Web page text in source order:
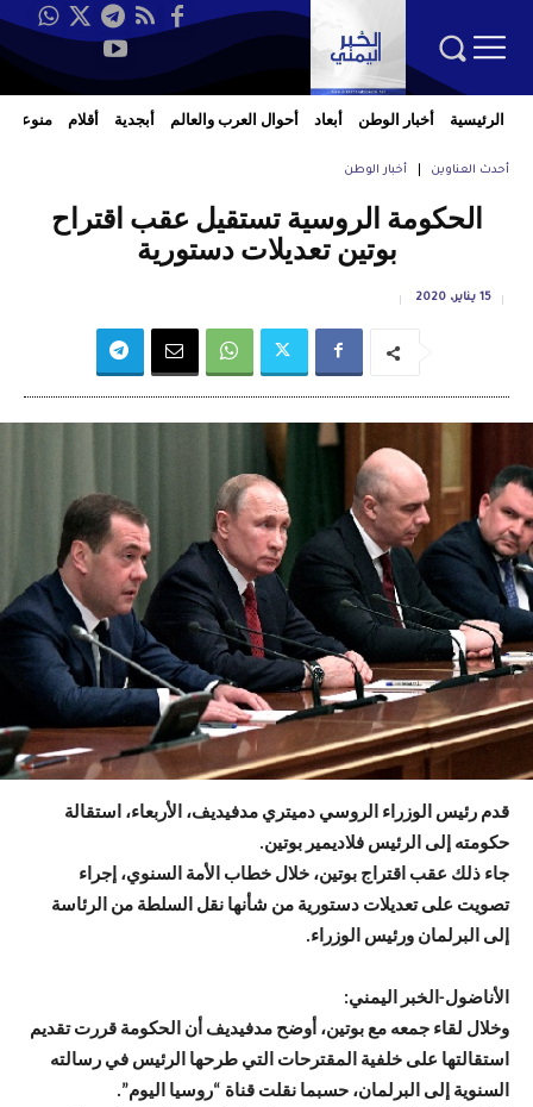
الرئيسية أخبار الوطن أبعاد أحوال العرب والعالم أبجدية أقلام منوعات
أحدث العناوين أخبار الوطن
الحكومة الروسية تستقيل عقب اقتراح
بوتين تعديلات دستورية
15 يناير، 2020
قدم رئيس الوزراء الروسي دميتري مدفيديف، الأربعاء، استقالة
حكومته إلى الرئيس فلاديمير بوتين.
جاء ذلك عقب اقتراج بوتين، خلال خطاب الأمة السنوي، إجراء
تصويت على تعديلات دستورية من شأنها نقل السلطة من الرئاسة
إلى البرلمان ورئيس الوزراء.
الأناضول-الخبر اليمني:
وخلال لقاء جمعه مع بوتين، أوضح مدفيديف أن الحكومة قررت تقديم
استقالتها على خلفية المقترحات التي طرحها الرئيس في رسالته
السنوية إلى البرلمان، حسبما نقلت قناة “روسيا اليوم”.